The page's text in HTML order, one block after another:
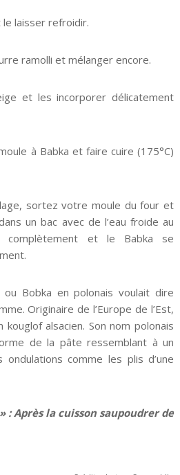
laisser refroidir.
ramolli et mélanger encore.
et les incorporer délicatement
à Babka et faire cuire (175°C)
sortez votre moule du four et
un bac avec de l’eau froide au
complètement et le Babka se
Bobka en polonais voulait dire
Originaire de l’Europe de l’Est,
alsacien. Son nom polonais
de la pâte ressemblant à un
comme les plis d’une
: Après la cuisson saupoudrer de